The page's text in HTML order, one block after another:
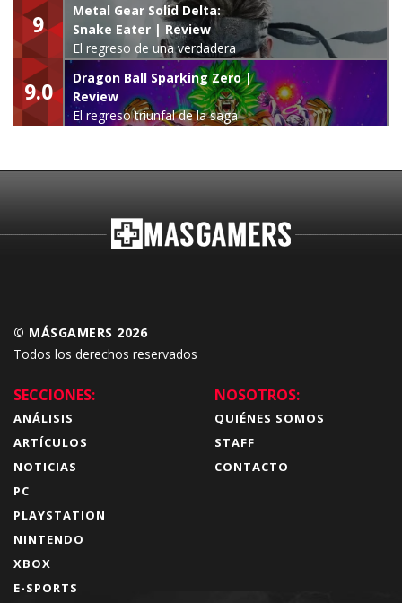
9
Metal Gear Solid Delta:
Snake Eater | Review
El regreso de una verdadera
leyenda
9.0
Dragon Ball Sparking Zero |
Review
El regreso triunfal de la saga
© MÁSGAMERS 2026
Todos los derechos reservados
SECCIONES:
ANÁLISIS
ARTÍCULOS
NOTICIAS
PC
PLAYSTATION
NINTENDO
XBOX
E-SPORTS
NOSOTROS:
QUIÉNES SOMOS
STAFF
CONTACTO